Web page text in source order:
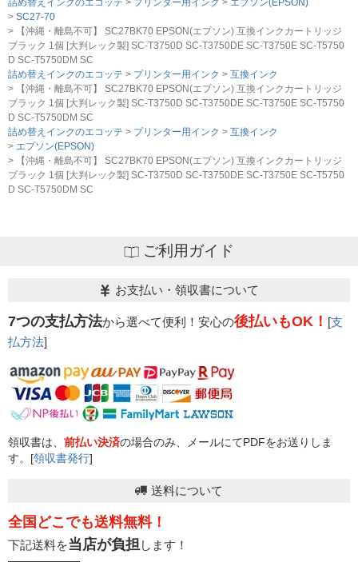
SC27-70
【沖縄・離島不可】 SC27BK70 EPSON(エプソン) 互換インクカートリッジ
ブラック 1個 [大判レック製] SC-T3750D SC-T3750DE SC-T3750E SC-T5750
D SC-T5750DM SC
詰め替えインクのエコッテ
プリンター用インク
互換インク
【沖縄・離島不可】 SC27BK70 EPSON(エプソン) 互換インクカートリッジ
ブラック 1個 [大判レック製] SC-T3750D SC-T3750DE SC-T3750E SC-T5750
D SC-T5750DM SC
詰め替えインクのエコッテ
プリンター用インク
互換インク
エプソン(EPSON)
【沖縄・離島不可】 SC27BK70 EPSON(エプソン) 互換インクカートリッジ
ブラック 1個 [大判レック製] SC-T3750D SC-T3750DE SC-T3750E SC-T5750
D SC-T5750DM SC
ご利用ガイド
お支払い・領収書について
7つの支払方法から選べて便利！安心の後払いもOK！ [支
払方法]
領収書は、 前払い決済の場合のみ、メールにてPDFをお送りしま
す。[領収書発行]
送料について
全国どこでも送料無料！
下記送料を当店が負担 します！